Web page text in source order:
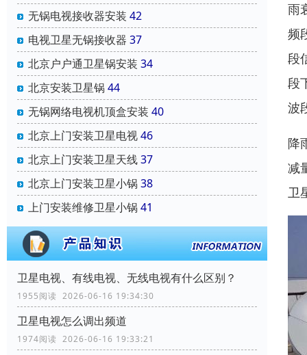
无锅电视接收器安装 42
电视卫星无锅接收器 37
北京户户通卫星锅安装 34
北京安装卫星锅 44
无锅网络电视机顶盒安装 40
北京上门安装卫星电视46
北京上门安装卫星天线37
北京上门安装卫星小锅 38
上门安装维修卫星小锅 41
卫星电视、有线电视、无线电视有什么区别？
1955阅读 2026-06-16 19:34:30
卫星电视怎么调出频道
1974阅读 2026-06-16 19:33:21
雨
频
段
段
波
降
减
卫